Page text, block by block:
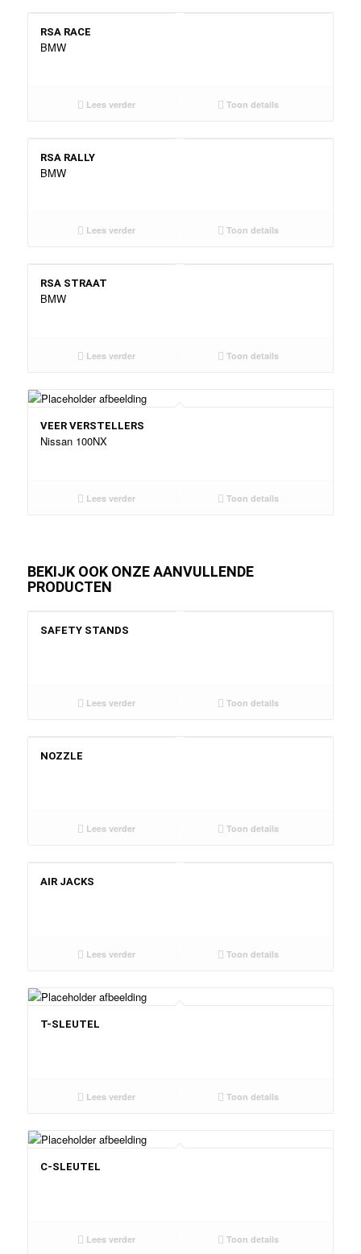
RSA RACE
BMW
Lees verder Toon details
RSA RALLY
BMW
Lees verder Toon details
RSA STRAAT
BMW
Lees verder Toon details
VEER VERSTELLERS
Nissan 100NX
Lees verder Toon details
BEKIJK OOK ONZE AANVULLENDE
PRODUCTEN
SAFETY STANDS
Lees verder Toon details
NOZZLE
Lees verder Toon details
AIR JACKS
Lees verder Toon details
T-SLEUTEL
Lees verder Toon details
C-SLEUTEL
Lees verder Toon details